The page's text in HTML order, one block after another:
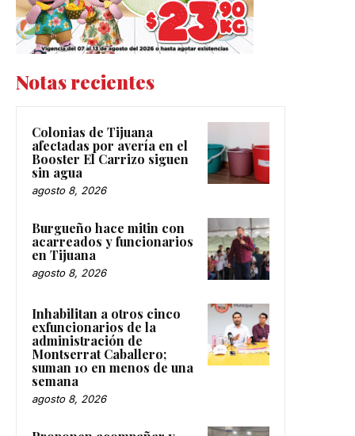
Notas recientes
Colonias de Tijuana
afectadas por avería en el
Booster El Carrizo siguen
sin agua
agosto 8, 2026
Burgueño hace mitin con
acarreados y funcionarios
en Tijuana
agosto 8, 2026
Inhabilitan a otros cinco
exfuncionarios de la
administración de
Montserrat Caballero;
suman 10 en menos de una
semana
agosto 8, 2026